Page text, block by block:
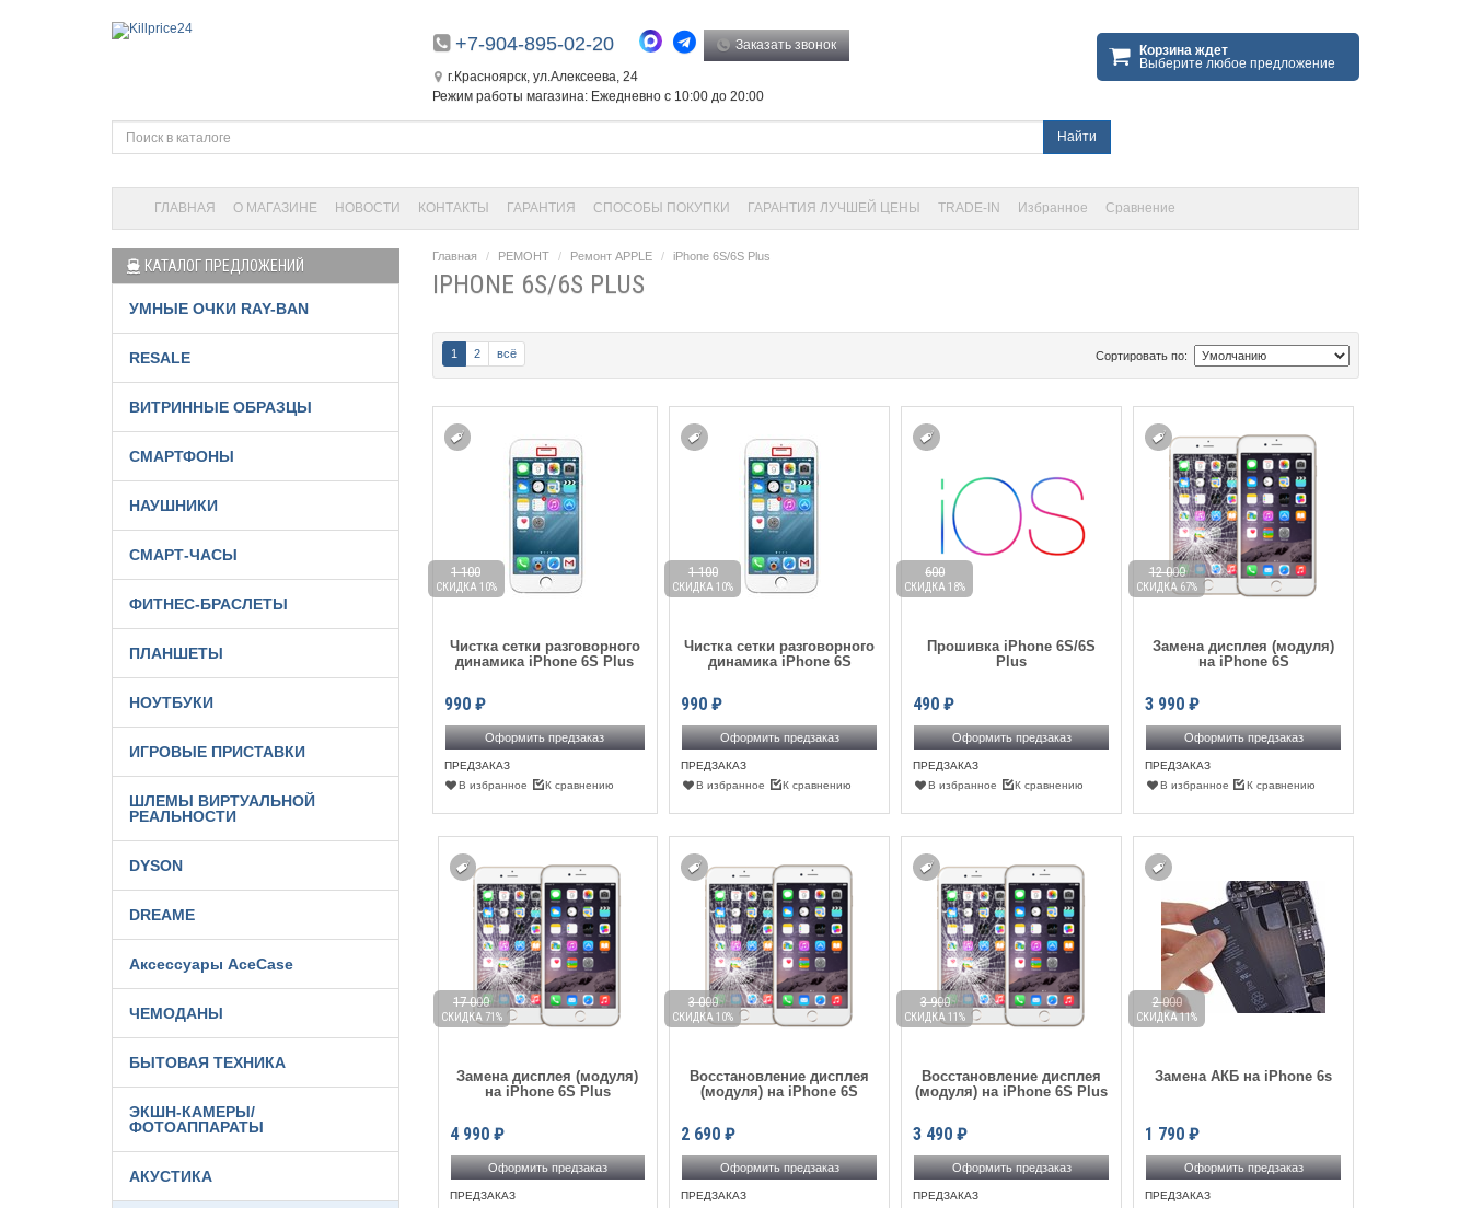
+7-904-895-02-20 Заказать звонок
г.Красноярск, ул.Алексеева, 24
Режим работы магазина: Ежедневно с 10:00 до 20:00
Корзина ждет
Выберите любое предложение
Найти
ГЛАВНАЯ О МАГАЗИНЕ НОВОСТИ КОНТАКТЫ ГАРАНТИЯ СПОСОБЫ ПОКУПКИ ГАРАНТИЯ ЛУЧШЕЙ ЦЕНЫ TRADE-IN Избранное Сравнение
Главная РЕМОНТ Ремонт APPLE iPhone 6S/6S Plus
IPHONE 6S/6S PLUS
Сортировать по:
1 2 всё
Чистка сетки разговорного
динамика iPhone 6S Plus
990 ₽
1 100
СКИДКА 10%
Оформить предзаказ
ПРЕДЗАКАЗ
В избранное
К сравнению
Чистка сетки разговорного
динамика iPhone 6S
990 ₽
1 100
СКИДКА 10%
Оформить предзаказ
ПРЕДЗАКАЗ
В избранное
К сравнению
Прошивка iPhone 6S/6S
Plus
490 ₽
600
СКИДКА 18%
Оформить предзаказ
ПРЕДЗАКАЗ
В избранное
К сравнению
Замена дисплея (модуля)
на iPhone 6S
3 990 ₽
12 000
СКИДКА 67%
Оформить предзаказ
ПРЕДЗАКАЗ
В избранное
К сравнению
Замена дисплея (модуля)
на iPhone 6S Plus
4 990 ₽
17 000
СКИДКА 71%
Оформить предзаказ
ПРЕДЗАКАЗ
Восстановление дисплея
(модуля) на iPhone 6S
2 690 ₽
3 000
СКИДКА 10%
Оформить предзаказ
ПРЕДЗАКАЗ
Восстановление дисплея
(модуля) на iPhone 6S Plus
3 490 ₽
3 900
СКИДКА 11%
Оформить предзаказ
ПРЕДЗАКАЗ
Замена АКБ на iPhone 6s
1 790 ₽
2 000
СКИДКА 11%
Оформить предзаказ
ПРЕДЗАКАЗ
КАТАЛОГ ПРЕДЛОЖЕНИЙ
УМНЫЕ ОЧКИ RAY-BAN
RESALE
ВИТРИННЫЕ ОБРАЗЦЫ
СМАРТФОНЫ
НАУШНИКИ
СМАРТ-ЧАСЫ
ФИТНЕС-БРАСЛЕТЫ
ПЛАНШЕТЫ
НОУТБУКИ
ИГРОВЫЕ ПРИСТАВКИ
ШЛЕМЫ ВИРТУАЛЬНОЙ
РЕАЛЬНОСТИ
DYSON
DREAME
Аксессуары AceCase
ЧЕМОДАНЫ
БЫТОВАЯ ТЕХНИКА
ЭКШН-КАМЕРЫ/
ФОТОАППАРАТЫ
АКУСТИКА